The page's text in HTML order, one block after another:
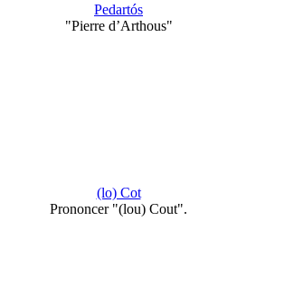
Pedartós
"Pierre d’Arthous"
(lo) Cot
Prononcer "(lou) Cout".